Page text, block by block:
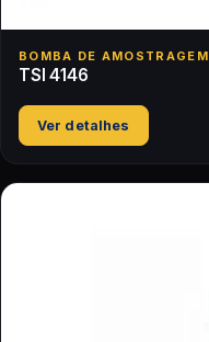
BOMBA DE AMOSTRAGEM
TSI 4146
Ver detalhes